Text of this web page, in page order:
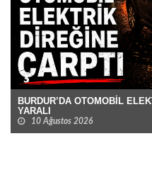
BURDUR’DA OTOMOBİL
YARALI
10 Ağustos 2026